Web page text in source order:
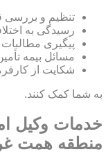
تنظیم و بررسی
رسیدگی به
پیگیری
مسائل بیمه
شکایت از
به شما کمک کنند.
خدمات وکیل
منطقه همت